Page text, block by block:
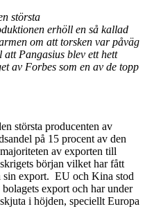
största
erhöll en så kallad
om att torsken var påväg
Pangasius blev ett hett
av Forbes som en av de topp
största producenten av
på 15 procent av den
av exporten till
början vilket har fått
sin export. EU och Kina stod
export och har under
i höjden, speciellt Europa